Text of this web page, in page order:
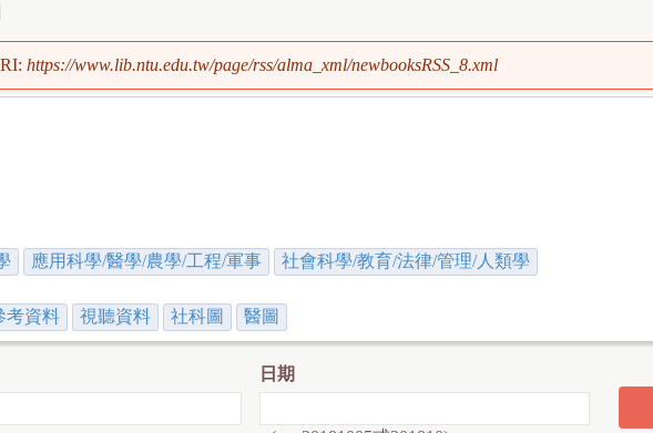
https://www.lib.ntu.edu.tw/page/rss/alma_xml/newbooksRSS_8.xml
應用科學/醫學/農學/工程/軍事 社會科學/教育/法律/管理/人類學
考資料 視聽資料 社科圖 醫圖
日期